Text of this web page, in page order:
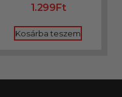
1.299Ft
Kosárba teszem